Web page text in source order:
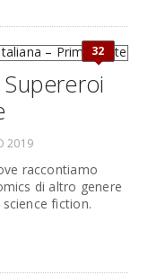
32
2019
raccontiamo
di altro genere
fiction.